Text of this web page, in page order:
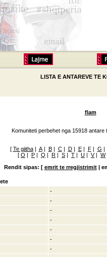
LISTA E ANTAREVE TE
flam
Komuniteti perbehet nga 15918 antare
[ Te gjitha| A| B| C| D| E| F| G |
[ O | P | Q | R | S | T | U | V| W
Rendit sipas: [ emrit te rregjistrimit|
-
-
-
-
-
-
-